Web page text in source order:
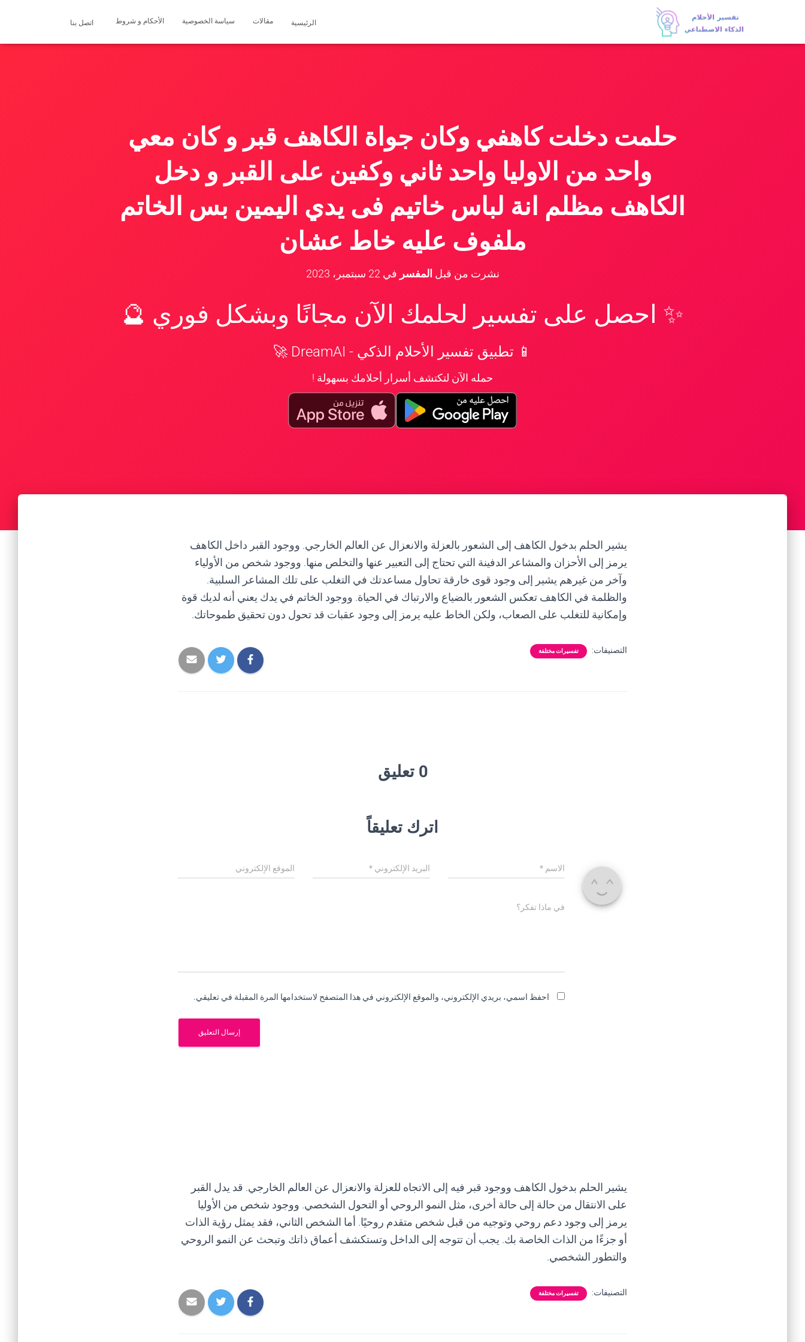
الرئيسية مقالات سياسة الخصوصية الأحكام و شروط اتصل بنا
حلمت دخلت كاهفي وكان جواة الكاهف قبر و كان معي
واحد من الاوليا واحد ثاني وكفين على القبر و دخل
الكاهف مظلم انة لباس خاتيم فى يدي اليمين بس الخاتم
ملفوف عليه خاط عشان
نشرت من قبل المفسر في 22 سبتمبر، 2023
✨ احصل على تفسير لحلمك الآن مجانًا وبشكل فوري 🔮
📱 تطبيق تفسير الأحلام الذكي - DreamAI 🚀
حمله الآن لتكتشف أسرار أحلامك بسهولة !
يشير الحلم بدخول الكاهف إلى الشعور بالعزلة والانعزال عن العالم الخارجي. ووجود القبر داخل الكاهف
يرمز إلى الأحزان والمشاعر الدفينة التي تحتاج إلى التعبير عنها والتخلص منها. ووجود شخص من الأولياء
وآخر من غيرهم يشير إلى وجود قوى خارقة تحاول مساعدتك في التغلب على تلك المشاعر السلبية.
والظلمة في الكاهف تعكس الشعور بالضياع والارتباك في الحياة. ووجود الخاتم في يدك يعني أنه لديك قوة
وإمكانية للتغلب على الصعاب، ولكن الخاط عليه يرمز إلى وجود عقبات قد تحول دون تحقيق طموحاتك.
التصنيفات: تفسيرات مختلفة
0 تعليق
اترك تعليقاً
الاسم * البريد الإلكتروني* الموقع الإلكتروني
في ماذا تفكر؟
احفظ اسمي، بريدي الإلكتروني، والموقع الإلكتروني في هذا المتصفح لاستخدامها المرة المقبلة في تعليقي.
يشير الحلم بدخول الكاهف ووجود قبر فيه إلى الاتجاه للعزلة والانعزال عن العالم الخارجي. قد يدل القبر
على الانتقال من حالة إلى حالة أخرى، مثل النمو الروحي أو التحول الشخصي. ووجود شخص من الأوليا
يرمز إلى وجود دعم روحي وتوجيه من قبل شخص متقدم روحيًا. أما الشخص الثاني، فقد يمثل رؤية الذات
أو جزءًا من الذات الخاصة بك. يجب أن تتوجه إلى الداخل وتستكشف أعماق ذاتك وتبحث عن النمو الروحي
والتطور الشخصي.
التصنيفات: تفسيرات مختلفة